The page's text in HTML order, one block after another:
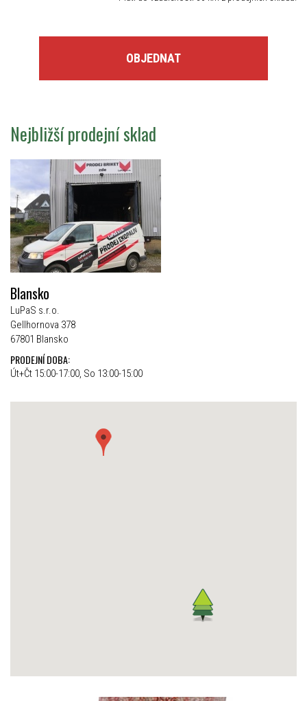
OBJEDNAT
Nejbližší prodejní sklad
Blansko
LuPaS s.r.o.
Gellhornova 378
67801 Blansko
PRODEJNÍ DOBA:
Út+Čt 15:00-17:00, So 13:00-15:00